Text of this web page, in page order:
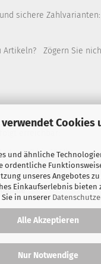
Cookies
und ähnliche
ordentliche
unseres Angebotes
Einkaufserlebnis bieten
in unserer
Alle Akzeptieren
Nur Notwendige
sichere Zahlvarianten:
Artikeln? Zögern Sie
erreichbar:
von 9 bis 16 Uhr